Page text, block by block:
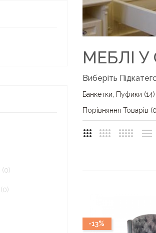
(0)
(0)
МЕБЛІ
Виберіть
Банкетки, Пуфики (14)
Порівняння Товарів
-13%